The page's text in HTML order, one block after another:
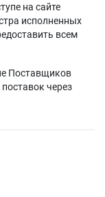
на сайте
исполненных
всем
Поставщиков
через